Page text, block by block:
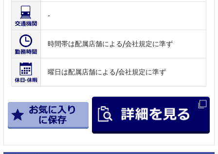
-
時間帯は配属店舗による/会社規定に準ず
曜日は配属店舗による/会社規定に準ず